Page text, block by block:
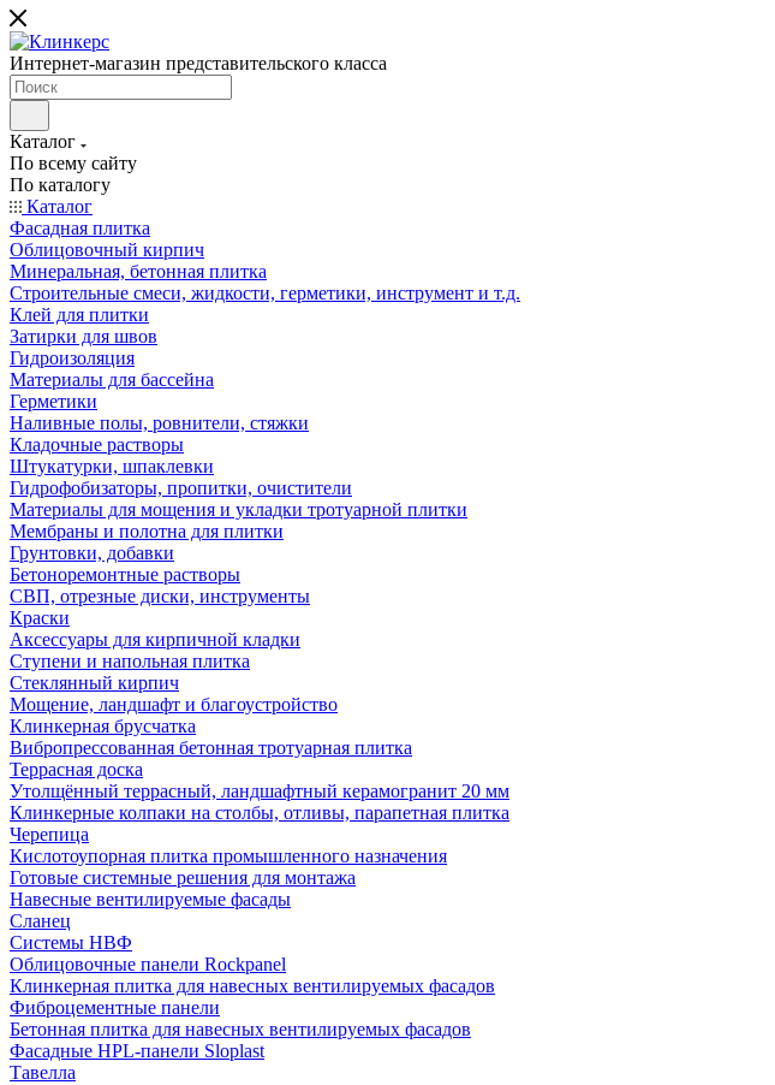
Интернет-магазин представительского класса
Каталог
По всему сайту
По каталогу
Каталог
Фасадная плитка
Облицовочный кирпич
Минеральная, бетонная плитка
Строительные смеси, жидкости, герметики, инструмент и т.д.
Клей для плитки
Затирки для швов
Гидроизоляция
Материалы для бассейна
Герметики
Наливные полы, ровнители, стяжки
Кладочные растворы
Штукатурки, шпаклевки
Гидрофобизаторы, пропитки, очистители
Материалы для мощения и укладки тротуарной плитки
Мембраны и полотна для плитки
Грунтовки, добавки
Бетоноремонтные растворы
СВП, отрезные диски, инструменты
Краски
Аксессуары для кирпичной кладки
Ступени и напольная плитка
Cтеклянный кирпич
Мощение, ландшафт и благоустройство
Клинкерная брусчатка
Вибропрессованная бетонная тротуарная плитка
Террасная доска
Утолщённый террасный, ландшафтный керамогранит 20 мм
Клинкерные колпаки на столбы, отливы, парапетная плитка
Черепица
Кислотоупорная плитка промышленного назначения
Готовые системные решения для монтажа
Навесные вентилируемые фасады
Сланец
Системы НВФ
Облицовочные панели Rockpanel
Клинкерная плитка для навесных вентилируемых фасадов
Фиброцементные панели
Бетонная плитка для навесных вентилируемых фасадов
Фасадные HPL-панели Sloplast
Тавелла